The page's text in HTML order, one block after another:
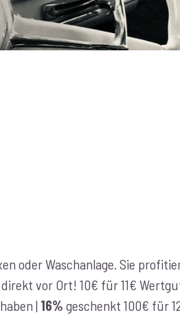
oder Waschanlage. Sie
vor Ort! 10€ für 11€
| 16% geschenkt 100€ für